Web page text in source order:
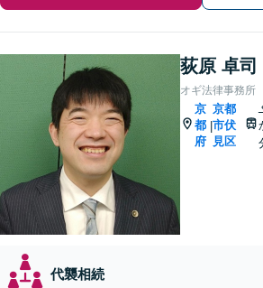
荻原 卓司
オギ法律事務所
京
都
府
|
京都
市伏
見区
代襲相続